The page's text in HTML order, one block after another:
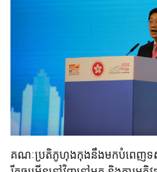
គណៈប្រតិភូហុងកុងនឹងមកបំពេញទស្